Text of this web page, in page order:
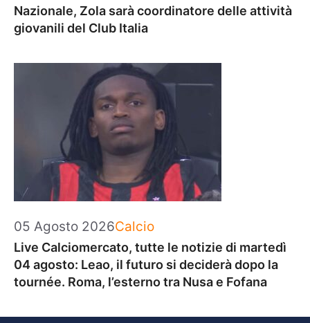
Nazionale, Zola sarà coordinatore delle attività
giovanili del Club Italia
05 Agosto 2026Categorie
Calcio
Live Calciomercato, tutte le notizie di martedì
04 agosto: Leao, il futuro si deciderà dopo la
tournée. Roma, l’esterno tra Nusa e Fofana